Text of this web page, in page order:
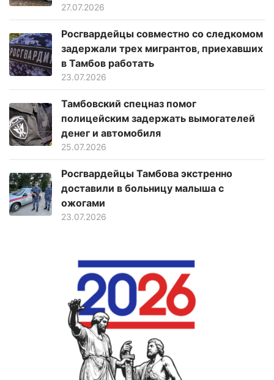
27.07.2026
Росгвардейцы совместно со следкомом
задержали трех мигрантов, приехавших
в Тамбов работать
23.07.2026
Тамбовский спецназ помог
полицейским задержать вымогателей
денег и автомобиля
25.07.2026
Росгвардейцы Тамбова экстренно
доставили в больницу малыша с
ожогами
23.07.2026